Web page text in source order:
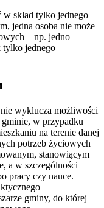
w skład tylko jednego
jedna osoba nie może
– np. jedno
tylko jednego
nie wyklucza możliwości
gminie, w przypadku
na terenie danej
potrzeb życiowych
stanowiącym
a w szczególności
pracy czy nauce.
gminy, do której